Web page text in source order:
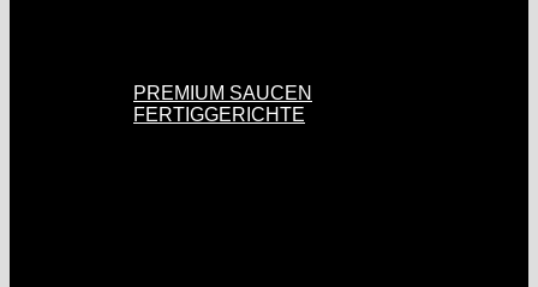
PREMIUM SAUCEN
FERTIGGERICHTE